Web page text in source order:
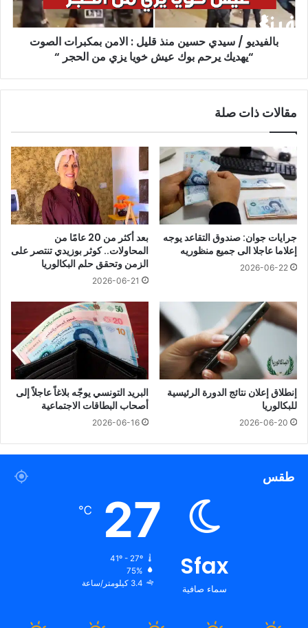
الامن
بمكبرات
الصوت
خويا
الحجر
“
بالفيديو / سيدي حسين منذ قليل : الامن بمكبرات الصوت
“يهديك يرحم بوك عيش خويا يزي من الحجر “
مقالات ذات صلة
جرايات جوان: صندوق التقاعد يوجه
إعلاما عاجلا الى جميع منظوريه
2026-06-22
بعد أكثر من 20 عامًا من
المحاولات.. كوثر بوزيدي تنتصر على
الزمن وتحقق حلم البكالوريا
2026-06-21
إنطلاق إعلان نتائج الدورة الرئيسية
للبكالوريا
2026-06-20
البريد التونسي يوجّه بلاغاً عاجلاً إلى
أصحاب البطاقات الاجتماعية
2026-06-16
طقس
Sfax
سماء صافية
27
℃
41º - 27º
75%
3.4 كيلومتر/ساعة